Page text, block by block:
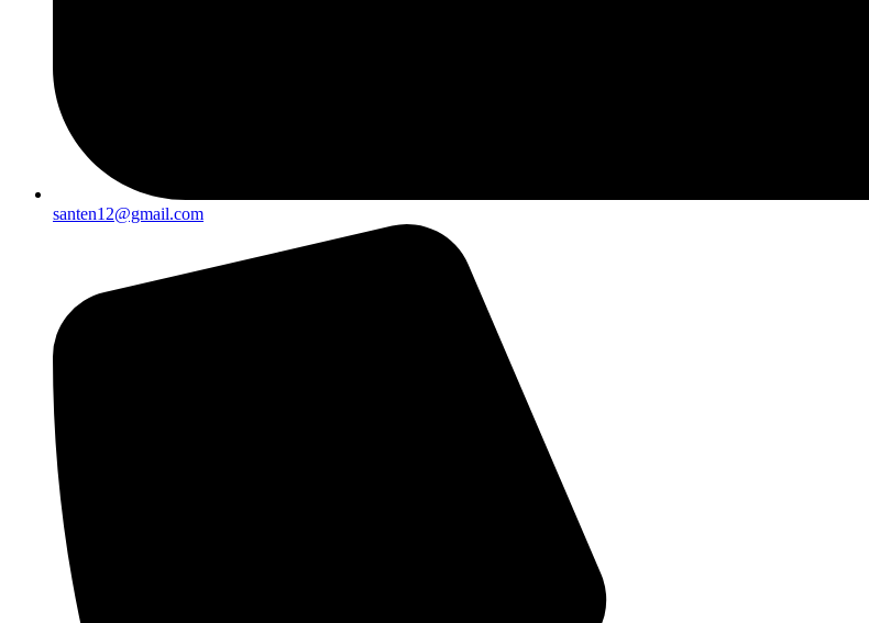
santen12@gmail.com